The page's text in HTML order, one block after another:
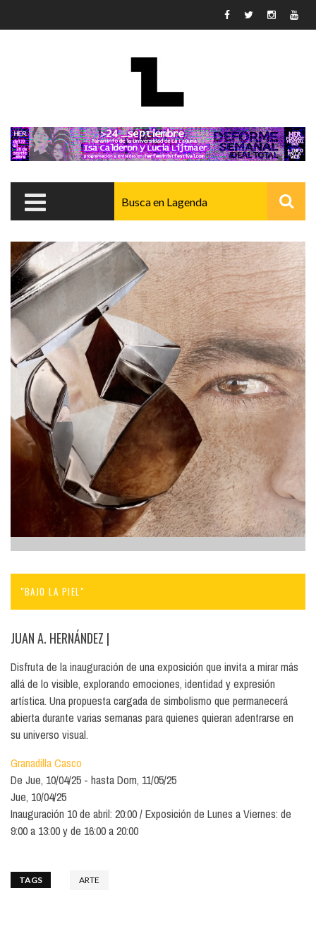
"BAJO LA PIEL"
JUAN A. HERNÁNDEZ |
Disfruta de la inauguración de una exposición que invita a mirar más
allá de lo visible, explorando emociones, identidad y expresión
artística. Una propuesta cargada de simbolismo que permanecerá
abierta durante varias semanas para quienes quieran adentrarse en
su universo visual.
Granadilla Casco
De Jue, 10/04/25 hastaDom, 11/05/25
Jue, 10/04/25
Inauguración 10 de abril: 20:00 / Exposición de Lunes a Viernes: de
9:00 a 13:00 y de 16:00 a 20:00
TAGS ARTE